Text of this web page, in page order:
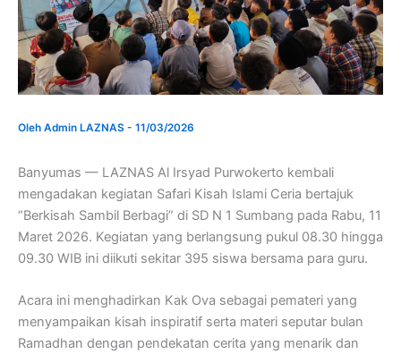
Oleh Admin LAZNAS - 11/03/2026
Banyumas — LAZNAS Al Irsyad Purwokerto kembali
mengadakan kegiatan Safari Kisah Islami Ceria bertajuk
“Berkisah Sambil Berbagi” di SD N 1 Sumbang pada Rabu, 11
Maret 2026. Kegiatan yang berlangsung pukul 08.30 hingga
09.30 WIB ini diikuti sekitar 395 siswa bersama para guru.
Acara ini menghadirkan Kak Ova sebagai pemateri yang
menyampaikan kisah inspiratif serta materi seputar bulan
Ramadhan dengan pendekatan cerita yang menarik dan